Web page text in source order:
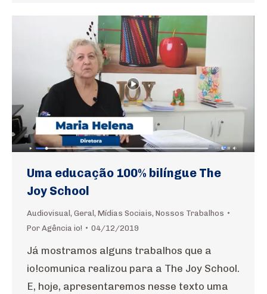
Uma educação 100% bilíngue The
Joy School
Audiovisual, Geral, Mídias Sociais, Nossos Trabalhos
Por Agência io! 04/12/2019
Já mostramos alguns trabalhos que a
io!comunica realizou para a The Joy School.
E, hoje, apresentaremos nesse texto uma